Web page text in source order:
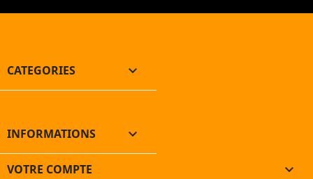
CATEGORIES 
INFORMATIONS 
VOTRE COMPTE 